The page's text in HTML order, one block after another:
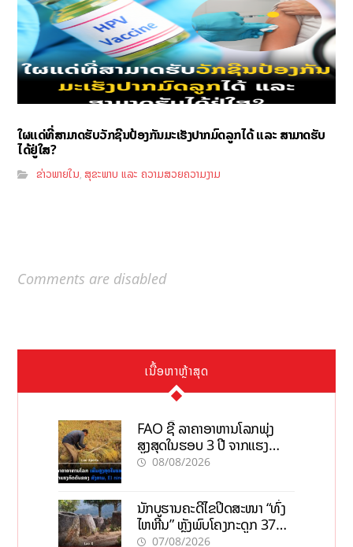
ໃຜແດ່ທີ່ສາມາດຮັບວັກຊີນປ້ອງກັນມະເຮັງປາກມົດລູກໄດ້ ແລະ ສາມາດຮັບ
ໄດ້ຢູ່ໃສ?
ຂ່າວພາຍໃນ,ສຸຂະພາບ ແລະ ຄວາມສວຍຄວາມງາມ
Comments are disabled
ເນື້ອຫາຫຼ້າສຸດ
FAO ຊີ້ ລາຄາອາຫານໂລກພຸ່ງ
ສູງສຸດໃນຮອບ 3 ປີ ຈາກແຮງ
ກົດດັນຂອງສົງຄາມ, El nino
08/08/2026
ນັກບູຮານຄະດີໄຂປິດສະໜາ “ທົ່ງ
ໄຫຫີນ” ຫຼັງພົບໂຄງກະດູກ 37
ຄົນໃນຫີນຍັກ
07/08/2026